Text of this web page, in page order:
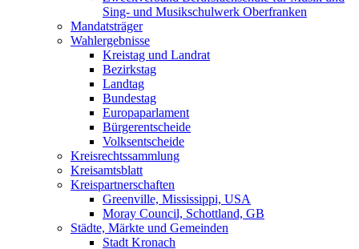
Sing- und Musikschulwerk Oberfranken
Mandatsträger
Wahlergebnisse
Kreistag und Landrat
Bezirkstag
Landtag
Bundestag
Europaparlament
Bürgerentscheide
Volksentscheide
Kreisrechtssammlung
Kreisamtsblatt
Kreispartnerschaften
Greenville, Mississippi, USA
Moray Council, Schottland, GB
Städte, Märkte und Gemeinden
Stadt Kronach